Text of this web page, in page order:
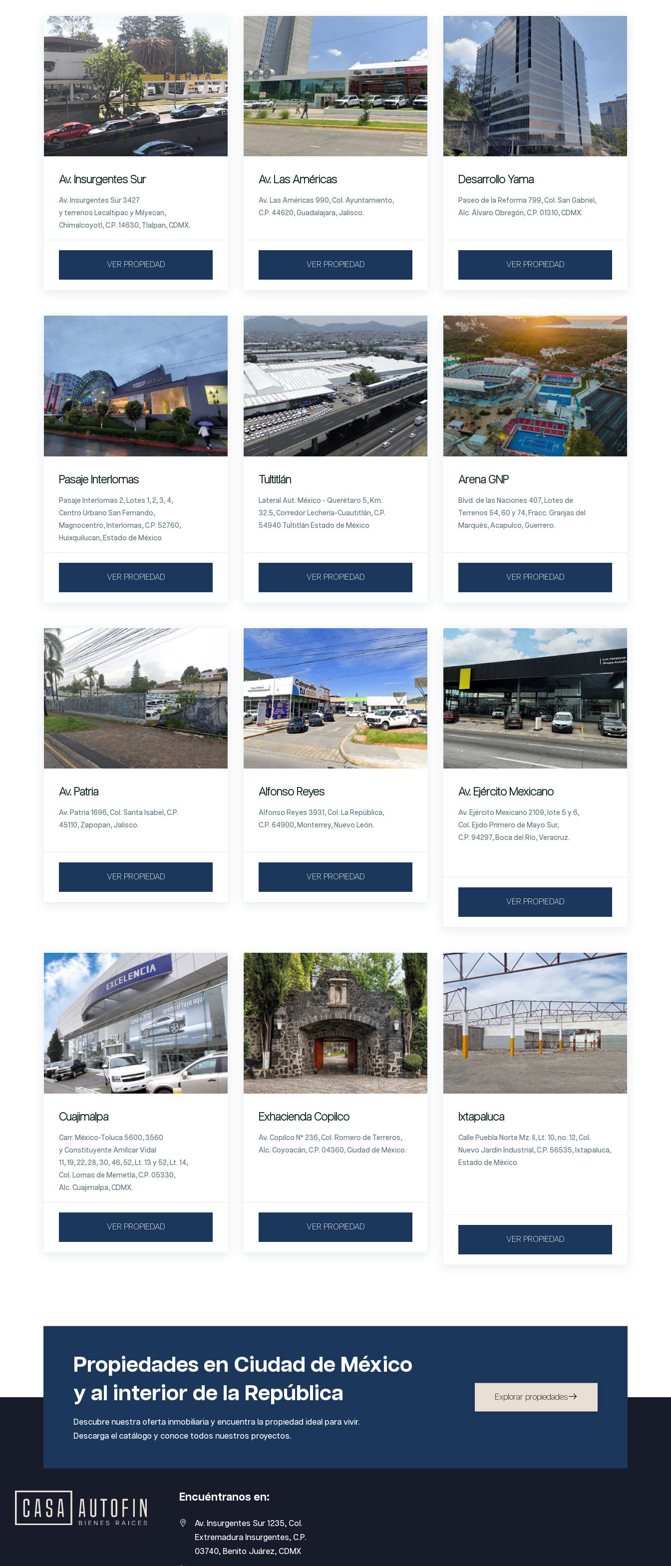
Av. Insurgentes Sur
Av. Insurgentes Sur 3427
y terrenos Lecaltipac y Milyecan,
Chimalcoyotl, C.P. 14630, Tlalpan, CDMX.
VER PROPIEDAD
Av. Las Américas
Av. Las Américas 990, Col. Ayuntamiento,
C.P. 44620, Guadalajara, Jalisco.
VER PROPIEDAD
Desarrollo Yama
Paseo de la Reforma 799, Col. San Gabriel,
Alc. Álvaro Obregón, C.P. 01310, CDMX.
VER PROPIEDAD
Pasaje Interlomas
Pasaje Interlomas 2, Lotes 1, 2, 3, 4,
Centro Urbano San Fernando,
Magnocentro, Interlomas, C.P. 52760,
Huixquilucan, Estado de México
VER PROPIEDAD
Tultitlán
Lateral Aut. México - Querétaro 5, Km.
32.5, Corredor Lechería-Cuautitlán, C.P.
54940 Tultitlán Estado de México
VER PROPIEDAD
Arena GNP
Blvd. de las Naciones 407, Lotes de
Terrenos 54, 60 y 74, Fracc. Granjas del
Marqués, Acapulco, Guerrero.
VER PROPIEDAD
Av. Patria
Av. Patria 1696, Col. Santa Isabel, C.P.
45110, Zapopan, Jalisco.
VER PROPIEDAD
Alfonso Reyes
Alfonso Reyes 3931, Col. La República,
C.P. 64900, Monterrey, Nuevo León.
VER PROPIEDAD
Av. Ejército Mexicano
Av. Ejército Mexicano 2109, lote 5 y 6,
Col. Ejido Primero de Mayo Sur,
C.P. 94297, Boca del Río, Veracruz.
VER PROPIEDAD
Cuajimalpa
Carr. México-Toluca 5600, 3560
y Constituyente Amílcar Vidal
11, 19, 22, 28, 30, 46, 52, Lt. 13 y 52, Lt. 14,
Col. Lomas de Memetla, C.P. 05330,
Alc. Cuajimalpa, CDMX.
VER PROPIEDAD
Exhacienda Copilco
Av. Copilco N° 236, Col. Romero de Terreros,
Alc. Coyoacán, C.P. 04360, Ciudad de México.
VER PROPIEDAD
Ixtapaluca
Calle Puebla Norte Mz. II, Lt. 10, no. 12, Col.
Nuevo Jardín Industrial, C.P. 56535, Ixtapaluca,
Estado de México.
VER PROPIEDAD
Propiedades en Ciudad de México
y al interior de la República
Descubre nuestra oferta inmobiliaria y encuentra la propiedad ideal para vivir.
Descarga el catálogo y conoce todos nuestros proyectos.
Explorar propiedades
Encuéntranos en:
Av. Insurgentes Sur 1235, Col.
Extremadura Insurgentes, C.P.
03740, Benito Juárez, CDMX